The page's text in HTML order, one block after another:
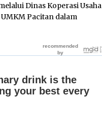
Dinas Koperasi Usaha
Pacitan dalam